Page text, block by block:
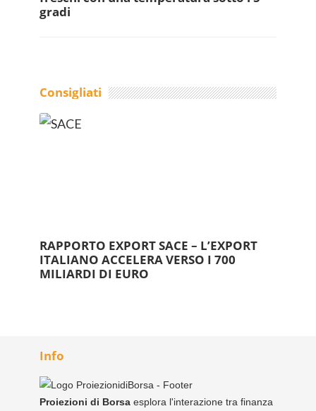
gradi
Consigliati
RAPPORTO EXPORT SACE – L’EXPORT
ITALIANO ACCELERA VERSO I 700
MILIARDI DI EURO
Info
Proiezioni di Borsa esplora l'interazione tra finanza